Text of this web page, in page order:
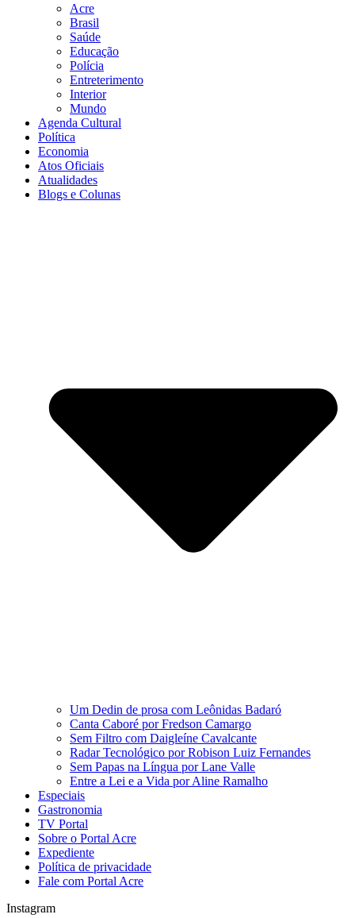
Acre
Brasil
Saúde
Educação
Polícia
Entreterimento
Interior
Mundo
Agenda Cultural
Política
Economia
Atos Oficiais
Atualidades
Blogs e Colunas
Um Dedin de prosa com Leônidas Badaró
Canta Caboré por Fredson Camargo
Sem Filtro com Daigleíne Cavalcante
Radar Tecnológico por Robison Luiz Fernandes
Sem Papas na Língua por Lane Valle
Entre a Lei e a Vida por Aline Ramalho
Especiais
Gastronomia
TV Portal
Sobre o Portal Acre
Expediente
Política de privacidade
Fale com Portal Acre
Instagram